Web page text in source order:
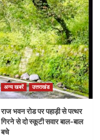
अन्य खबरें उत्तराखंड
राज भवन रोड पर पहाड़ी से पत्थर
गिरने से दो स्कूटी सवार बाल-बाल
बचे